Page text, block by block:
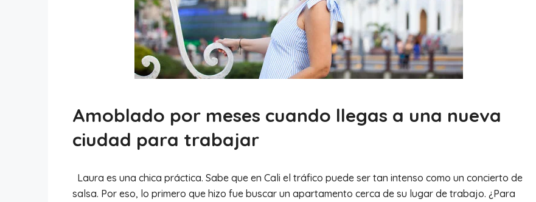
Amoblado por meses cuando llegas a una nueva
ciudad para trabajar
Laura es una chica práctica. Sabe que en Cali el tráfico puede ser tan intenso como un concierto de
salsa. Por eso, lo primero que hizo fue buscar un apartamento cerca de su lugar de trabajo. ¿Para